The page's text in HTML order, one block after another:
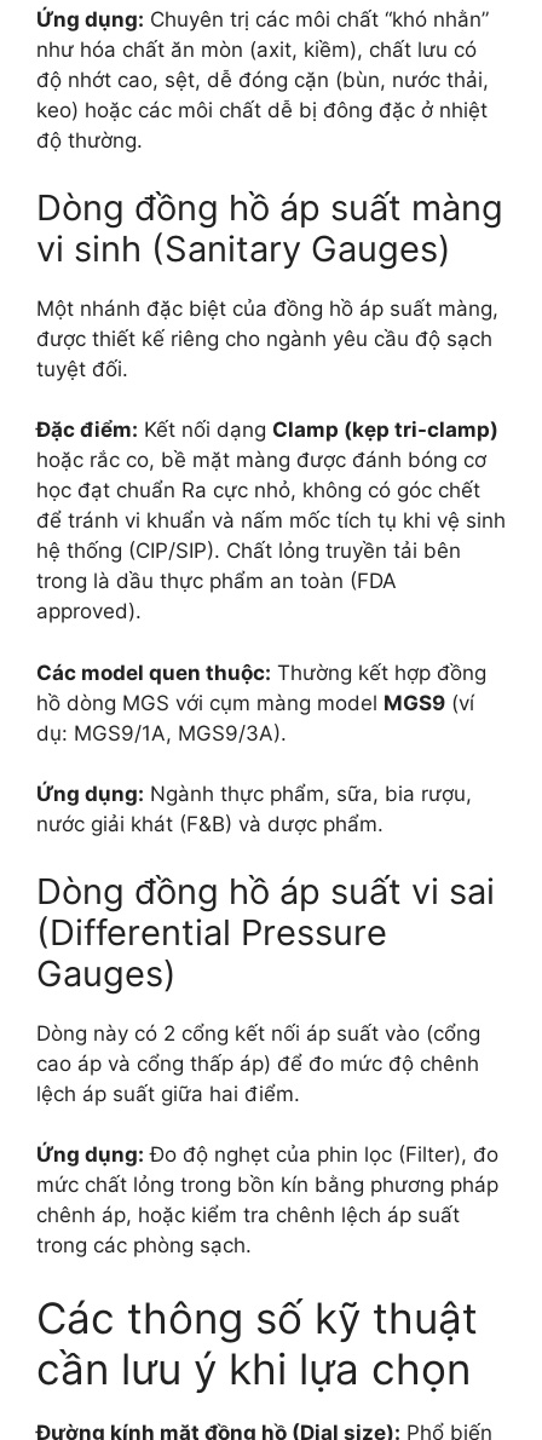
Ứng dụng: Chuyên trị các môi chất “khó nhằn”
như hóa chất ăn mòn (axit, kiềm), chất lưu có
độ nhớt cao, sệt, dễ đóng cặn (bùn, nước thải,
keo) hoặc các môi chất dễ bị đông đặc ở nhiệt
độ thường.
Dòng đồng hồ áp suất màng
vi sinh (Sanitary Gauges)
Một nhánh đặc biệt của đồng hồ áp suất màng,
được thiết kế riêng cho ngành yêu cầu độ sạch
tuyệt đối.
Đặc điểm: Kết nối dạng Clamp (kẹp tri-clamp)
hoặc rắc co, bề mặt màng được đánh bóng cơ
học đạt chuẩn Ra cực nhỏ, không có góc chết
để tránh vi khuẩn và nấm mốc tích tụ khi vệ sinh
hệ thống (CIP/SIP). Chất lỏng truyền tải bên
trong là dầu thực phẩm an toàn (FDA
approved).
Các model quen thuộc: Thường kết hợp đồng
hồ dòng MGS với cụm màng model MGS9 (ví
dụ: MGS9/1A, MGS9/3A).
Ứng dụng: Ngành thực phẩm, sữa, bia rượu,
nước giải khát (F&B) và dược phẩm.
Dòng đồng hồ áp suất vi sai
(Differential Pressure
Gauges)
Dòng này có 2 cổng kết nối áp suất vào (cổng
cao áp và cổng thấp áp) để đo mức độ chênh
lệch áp suất giữa hai điểm.
Ứng dụng: Đo độ nghẹt của phin lọc (Filter), đo
mức chất lỏng trong bồn kín bằng phương pháp
chênh áp, hoặc kiểm tra chênh lệch áp suất
trong các phòng sạch.
Các thông số kỹ thuật
cần lưu ý khi lựa chọn
Đường kính mặt đồng hồ (Dial size): Phổ biến